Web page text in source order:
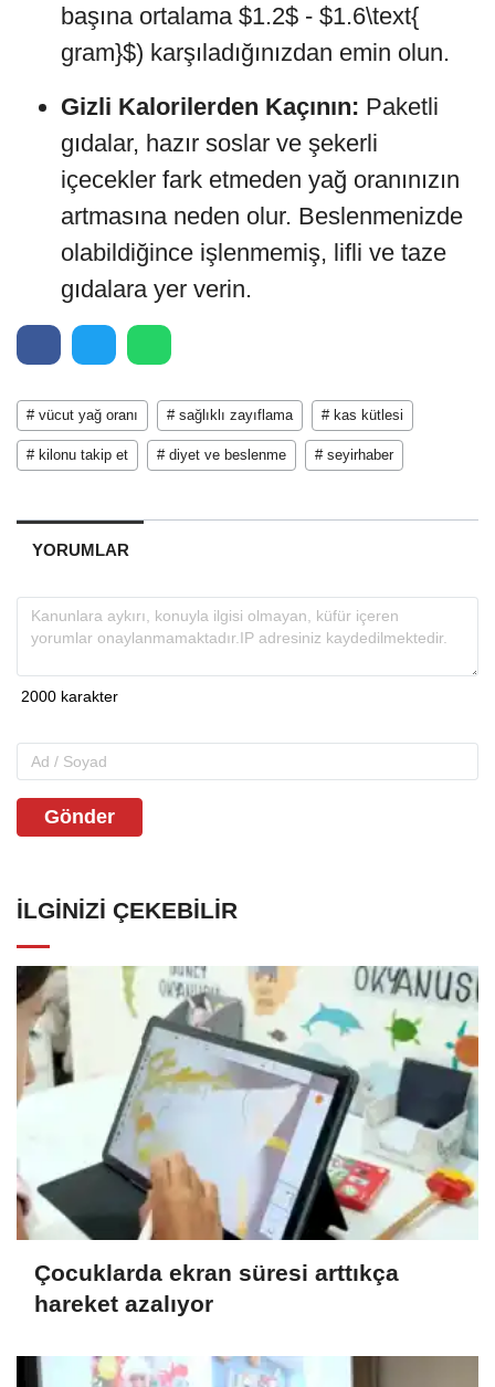
başına ortalama $1.2$ - $1.6\text{
gram}$) karşıladığınızdan emin olun.
Gizli Kalorilerden Kaçının: Paketli
gıdalar, hazır soslar ve şekerli
içecekler fark etmeden yağ oranınızın
artmasına neden olur. Beslenmenizde
olabildiğince işlenmemiş, lifli ve taze
gıdalara yer verin.
# vücut yağ oranı # sağlıklı zayıflama # kas kütlesi
# kilonu takip et # diyet ve beslenme # seyirhaber
YORUMLAR
Gönder
İLGINIZI ÇEKEBILIR
Çocuklarda ekran süresi arttıkça
hareket azalıyor